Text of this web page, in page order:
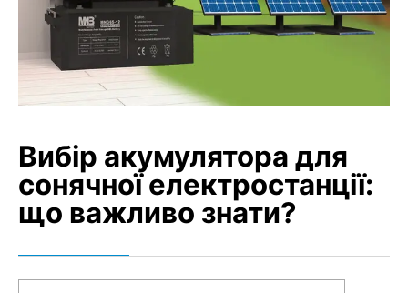
Вибір акумулятора для
сонячної електростанції:
що важливо знати?